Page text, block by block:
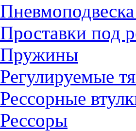
Проставки под
Пружины
Регулируемые
Рессорные
Рессоры